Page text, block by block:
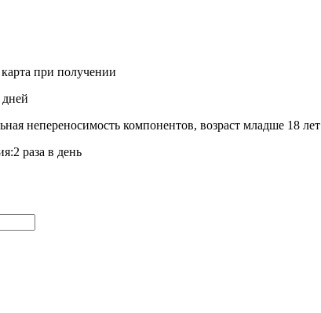
при получении
дней
непереносимость компонентов, возраст младше 18 лет
2 раза в день